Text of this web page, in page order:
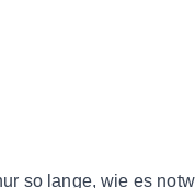
so lange, wie es